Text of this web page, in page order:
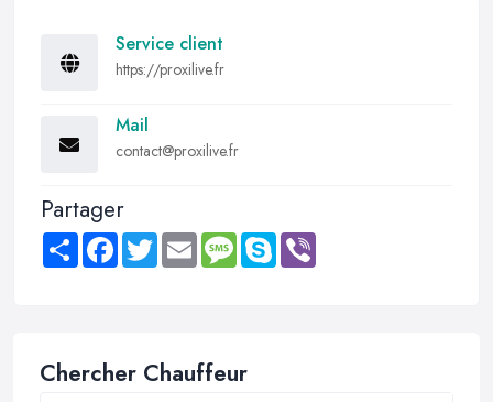
Service client
https://proxilive.fr
Mail
contact@proxilive.fr
Partager
Share FacebookTwitter Email MessageSkype
Chercher Chauffeur